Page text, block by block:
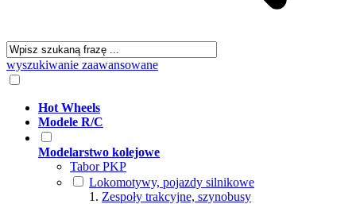
wyszukiwanie zaawansowane
Hot Wheels
Modele R/C
Modelarstwo kolejowe
Tabor PKP
Lokomotywy, pojazdy silnikowe
Zespoły trakcyjne, szynobusy